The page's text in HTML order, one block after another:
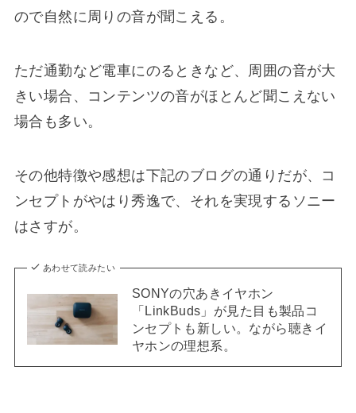
ので自然に周りの音が聞こえる。
ただ通勤など電車にのるときなど、周囲の音が大
きい場合、コンテンツの音がほとんど聞こえない
場合も多い。
その他特徴や感想は下記のブログの通りだが、コ
ンセプトがやはり秀逸で、それを実現するソニー
はさすが。
あわせて読みたい
SONYの穴あきイヤホン
「LinkBuds」が見た目も製品コ
ンセプトも新しい。ながら聴きイ
ヤホンの理想系。